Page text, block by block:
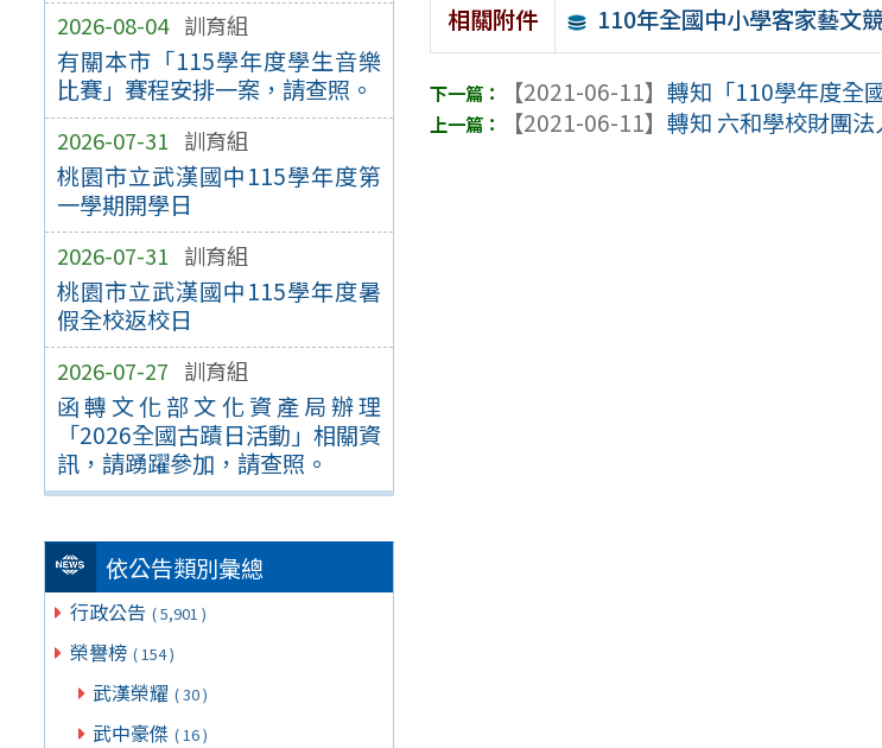
2026-08-04 訓育組
有關本市「115學年度學生音樂
比賽」賽程安排一案，請查照。
2026-07-31 訓育組
桃園市立武漢國中115學年度第
一學期開學日
2026-07-31 訓育組
桃園市立武漢國中115學年度暑
假全校返校日
2026-07-27 訓育組
函轉文化部文化資產局辦理
「2026全國古蹟日活動」相關資
訊，請踴躍參加，請查照。
依公告類別彙總
行政公告 ( 5,901 )
榮譽榜 ( 154 )
武漢榮耀 ( 30 )
武中豪傑 ( 16 )
相關附件 110年全國中小學客家藝文
【2021-06-11】轉知「110學年度全
【2021-06-11】轉知 六和學校財團